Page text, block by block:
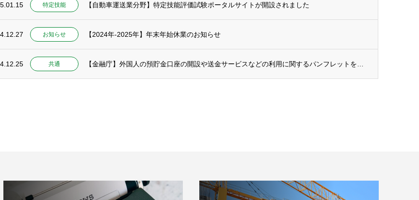
特定技能 【自動車運送業分野】特定技能評価試験ポータルサイトが開設されました
お知らせ 【2024年-2025年】年末年始休業のお知らせ
共通